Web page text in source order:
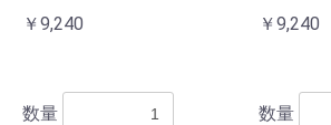
￥9,240
数量
￥9,240
数量